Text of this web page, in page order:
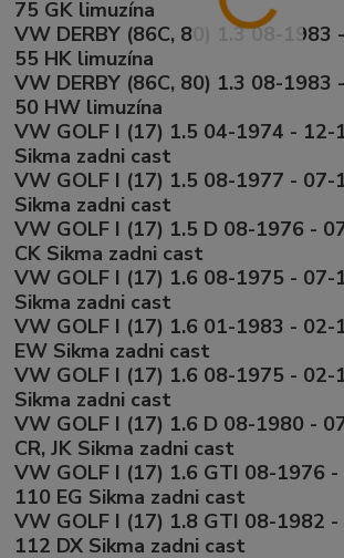
75 GK limuzína
VW DERBY (86C, 80) 1.3 08-
55 HK limuzína
VW DERBY (86C, 80) 1.3 08-1983
50 HW limuzína
VW GOLF I (17) 1.5 04-1974 - 12-
Sikma zadni cast
VW GOLF I (17) 1.5 08-1977 - 07-
Sikma zadni cast
VW GOLF I (17) 1.5 D 08-1976 -
CK Sikma zadni cast
VW GOLF I (17) 1.6 08-1975 - 07-
Sikma zadni cast
VW GOLF I (17) 1.6 01-1983 - 02-
EW Sikma zadni cast
VW GOLF I (17) 1.6 08-1975 - 02-
Sikma zadni cast
VW GOLF I (17) 1.6 D 08-1980 -
CR, JK Sikma zadni cast
VW GOLF I (17) 1.6 GTI 08-1976
110 EG Sikma zadni cast
VW GOLF I (17) 1.8 GTI 08-1982
112 DX Sikma zadni cast